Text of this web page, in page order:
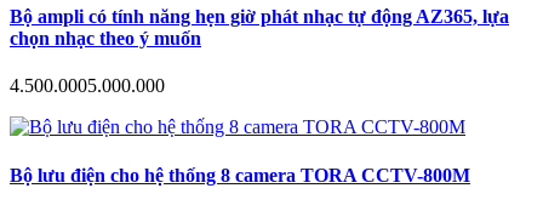
Bộ ampli có tính năng hẹn giờ phát nhạc tự động AZ365, lựa
chọn nhạc theo ý muốn
4.500.0005.000.000
Bộ lưu điện cho hệ thống 8 camera TORA CCTV-800M